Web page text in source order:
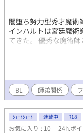
闇堕ち努力型秀才魔
インハルトは宮廷魔
てきた。 優秀な魔術
つ少年、マーカスに
言うマーカスの希望を
魔術師になるための
才能を目の当たりにし
夫！ハピエンだよ！
案。 あすかさんあり
せんが、番外編に入れ
BL 師弟関係
ｼｮｰﾄｼｮｰﾄ 連載中 R18
お気に入り : 10 24h.ポ